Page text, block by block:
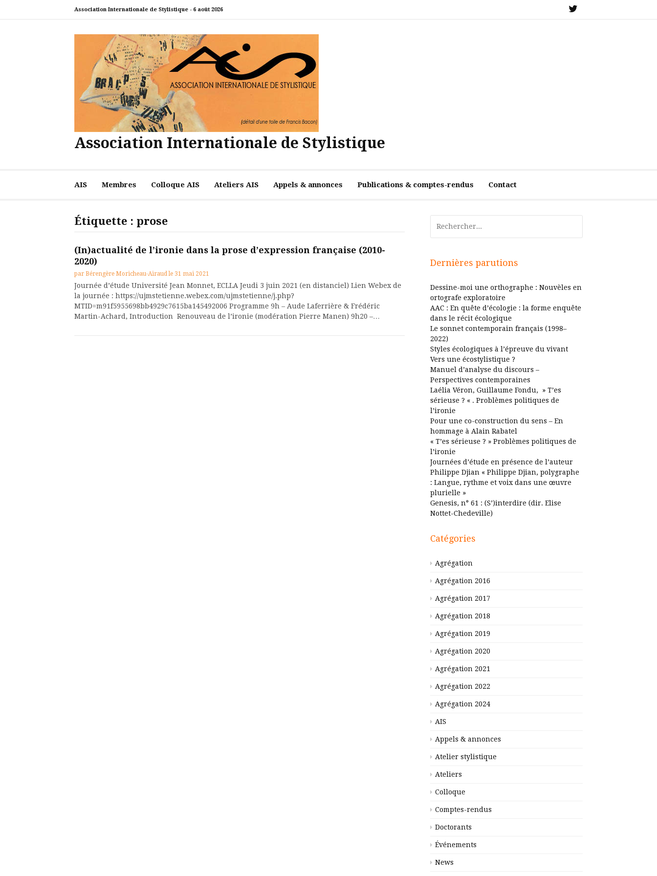
Association Internationale de Stylistique - 6 août 2026
Association Internationale de Stylistique
AIS Membres Colloque AIS Ateliers AIS Appels & annonces Publications & comptes-rendus Contact
Étiquette : prose
(In)actualité de l’ironie dans la prose d’expression française (2010-
2020)
par Bérengère Moricheau-Airaud le 31 mai 2021
Journée d’étude Université Jean Monnet, ECLLA Jeudi 3 juin 2021 (en distanciel) Lien Webex de
la journée : https://ujmstetienne.webex.com/ujmstetienne/j.php?
MTID=m91f5955698bb4929c7615ba145492006 Programme 9h – Aude Laferrière & Frédéric
Martin-Achard, Introduction Renouveau de l’ironie (modération Pierre Manen) 9h20 –…
Dernières parutions
Dessine-moi une orthographe : Nouvèles en
ortografe exploratoire
AAC : En quête d’écologie : la forme enquête
dans le récit écologique
Le sonnet contemporain français (1998–
2022)
Styles écologiques à l’épreuve du vivant
Vers une écostylistique ?
Manuel d’analyse du discours –
Perspectives contemporaines
Laélia Véron, Guillaume Fondu, » T’es
sérieuse ? « . Problèmes politiques de
l’ironie
Pour une co-construction du sens – En
hommage à Alain Rabatel
« T’es sérieuse ? » Problèmes politiques de
l’ironie
Journées d’étude en présence de l’auteur
Philippe Djian « Philippe Djian, polygraphe
: Langue, rythme et voix dans une œuvre
plurielle »
Genesis, n° 61 : (S’)interdire (dir. Elise
Nottet-Chedeville)
Catégories
Agrégation
Agrégation 2016
Agrégation 2017
Agrégation 2018
Agrégation 2019
Agrégation 2020
Agrégation 2021
Agrégation 2022
Agrégation 2024
AIS
Appels & annonces
Atelier stylistique
Ateliers
Colloque
Comptes-rendus
Doctorants
Événements
News